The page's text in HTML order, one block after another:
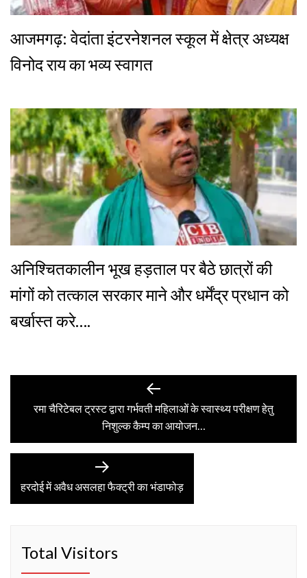
आजमगढ़: वेदांता इंटरनेशनल स्कूल में क्षेत्र अध्यक्ष
विनोद राय का भव्य स्वागत
अनिश्चितकालीन भूख हड़ताल पर बैठे छात्रों की
मांगों को तत्काल सरकार माने और धर्मेंद्र प्रधान को
बर्खास्त करे….
navigation
Previous
post:
रमा चैरिटेबल ट्रस्ट द्वारा गर्भवती महिलाओं के स्वास्थ्य परीक्षण हेतु
निशुल्क कैम्प का आयोजन…
Next
post:
हरदोई में अवैध असलहा फैक्ट्री का भंडाफोड़
Total Visitors